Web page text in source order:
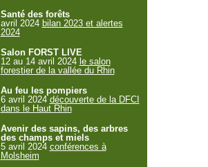
Santé des forêts
avril 2024 bilan 2023 et alertes
2024
Salon FORST LIVE
12 au 14 avril 2024 le salon
forestier de la vallée du Rhin
Au feu les pompiers
6 avril 2024 découverte de la DFCI
dans le Haut Rhin
Avenir des sapins, des arbres
des champs et miels
5 avril 2024 conférences à
Molsheim